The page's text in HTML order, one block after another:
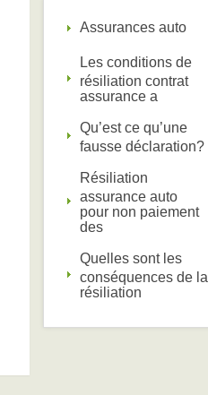
Assurances auto
Les conditions de
résiliation contrat
assurance a
Qu’est ce qu’une
fausse déclaration?
Résiliation
assurance auto
pour non paiement
des
Quelles sont les
conséquences de la
résiliation